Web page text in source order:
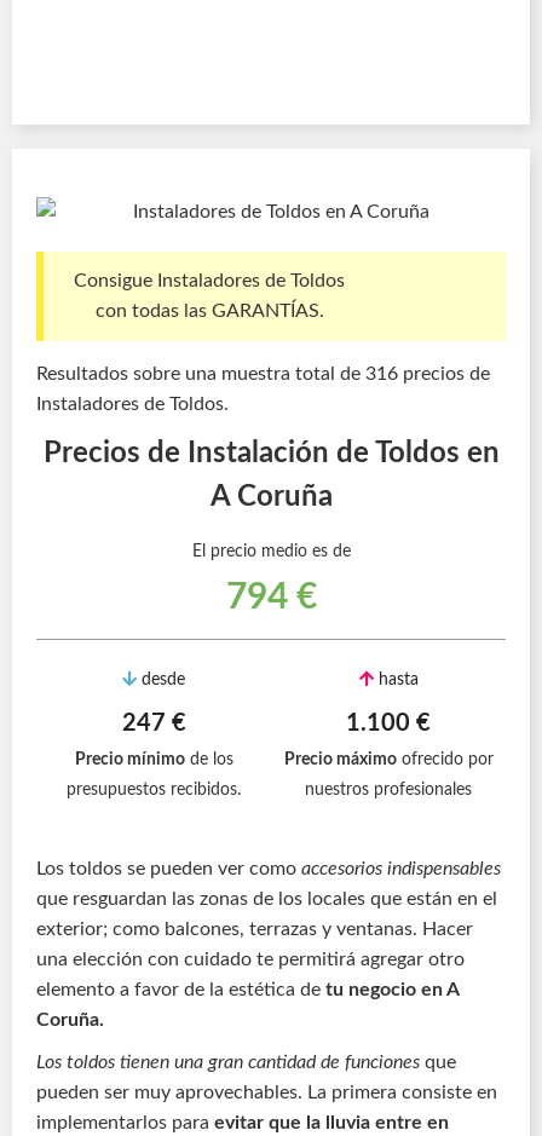
Consigue Instaladores de Toldos
con todas las GARANTÍAS.
Resultados sobre una muestra total de 316 precios de
Instaladores de Toldos.
Precios de Instalación de Toldos en
A Coruña
El precio medio es de
794 €
desde
247 €
Precio mínimode los
presupuestos recibidos.
hasta
1.100 €
Precio máximoofrecido por
nuestros profesionales
Los toldos se pueden ver como accesorios indispensables
que resguardan las zonas de los locales que están en el
exterior; como balcones, terrazas y ventanas. Hacer
una elección con cuidado te permitirá agregar otro
elemento a favor de la estética de tu negocio en A
Coruña.
Los toldos tienen una gran cantidad de funciones que
pueden ser muy aprovechables. La primera consiste en
implementarlos para evitar que la lluvia entre en